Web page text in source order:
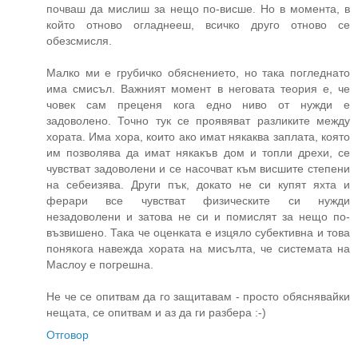
почваш да мислиш за нещо по-висше. Но в момента, в
който отново огладнееш, всичко друго отново се
обезсмисля.
Малко ми е грубичко обяснението, но така погледнато
има смисъл. Важният момент в неговата теория е, че
човек сам преценя кога едно ниво от нужди е
задоволено. Точно тук се проявяват разликите между
хората. Има хора, които ако имат някаква заплата, която
им позволява да имат някакъв дом и топли дрехи, се
чувстват задоволени и се насочват към висшите степени
на себеизява. Други пък, докато не си купят яхта и
ферари все чувстват физическите си нужди
незадоволени и затова не си и помислят за нещо по-
възвишено. Така че оценката е изцяло субективна и това
понякога навежда хората на мисълта, че системата на
Маслоу е погрешна.
Не че се опитвам да го защитавам - просто обяснявайки
нещата, се опитвам и аз да ги разбера :-)
Отговор